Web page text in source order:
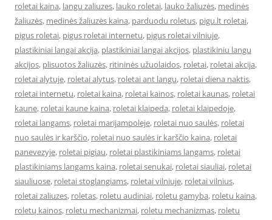
roletai kaina, langu zaliuzes, lauko roletai, lauko žaliuzės, medinės
žaliuzės, medinės žaliuzės kaina, parduodu roletus, pigu.lt roletai,
pigus roletai, pigus roletai internetu, pigus roletai vilniuje,
plastikiniai langai akcija, plastikiniai langai akcijos, plastikiniu langu
akcijos, plisuotos žaliuzės, ritininės užuolaidos, roletai, roletai akcija,
roletai alytuje, roletai alytus, roletai ant langu, roletai diena naktis,
roletai internetu, roletai kaina, roletai kainos, roletai kaunas, roletai
kaune, roletai kaune kaina, roletai klaipeda, roletai klaipedoje,
roletai langams, roletai marijampoleje, roletai nuo saulės, roletai
nuo saulės ir karščio, roletai nuo saulės ir karščio kaina, roletai
panevezyje, roletai pigiau, roletai plastikiniams langams, roletai
plastikiniams langams kaina, roletai senukai, roletai siauliai, roletai
siauliuose, roletai stoglangiams, roletai vilniuje, roletai vilnius,
roletai zaliuzes, roletas, roletu audiniai, roletu gamyba, roletu kaina,
roletų kainos, roletu mechanizmai, roletu mechanizmas, roletu